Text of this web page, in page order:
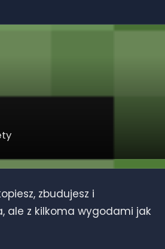
zbudujesz i
ale z kilkoma wygodami jak